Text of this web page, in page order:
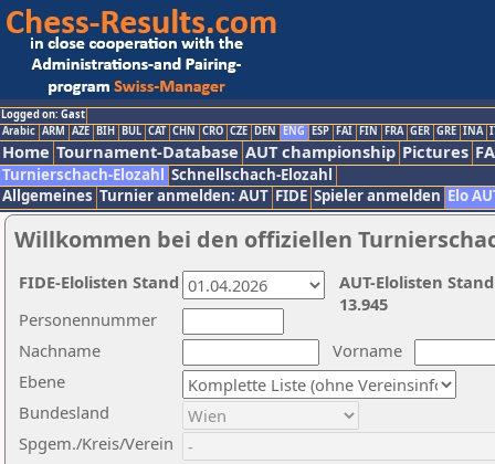
Logged on: Gast
Arabic ARM AZE BIH BUL CAT CHN CRO CZE DEN ENG ESP FAI FIN FRA GER GRE INA
Home Tournament-Database AUT championship Pictures
Turnierschach-Elozahl Schnellschach-Elozahl
Allgemeines Turnier anmelden: AUT FIDE Spieler anmelden Elo
Willkommen bei den offiziellen
Nachname
Vorname
Ebene
Personennummer
Bundesland
Spgem./Kreis/Verein
AUT-Elolisten
13.945
FIDE-Elolisten Stand